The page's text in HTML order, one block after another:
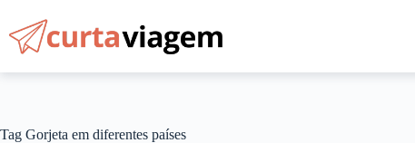
conteúdo
Tag Gorjeta em diferentes países